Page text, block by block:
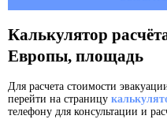
Калькулятор
Европы, площадь
Для расчета стоимости
перейти на страницу
телефону для консультации и